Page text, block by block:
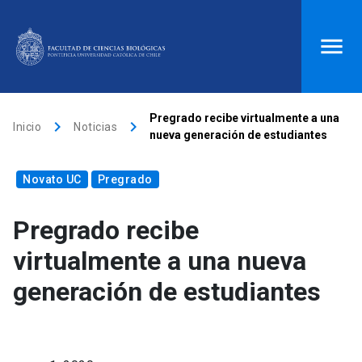
Donaciones launch
Mi portal UC launch Correo
Inicio
Inicio keyboard_arrow_right Noticias keyboard_arrow_right
Pregrado recibe virtualmente a una
nueva generación de estudiantes
Novato UC Pregrado
Pregrado recibe
virtualmente a una nueva
generación de estudiantes